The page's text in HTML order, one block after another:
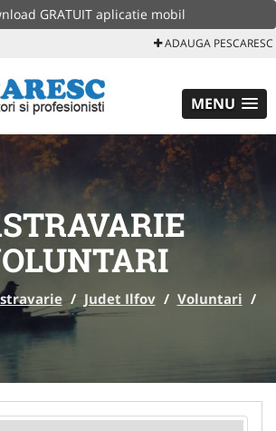
GRATUIT aplicatie mobil
ADAUGA PESCARESC
MENU
/ Judet Ilfov / Voluntari /